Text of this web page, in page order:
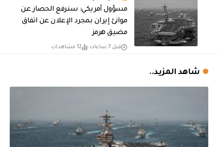
مسؤول أمريكي: سنرفع الحصار عن
موانئ إيران بمجرد الإعلان عن اتفاق
مضيق هرمز
قبل 7 ساعات 12 مشاهدات
شاهد المزيد..